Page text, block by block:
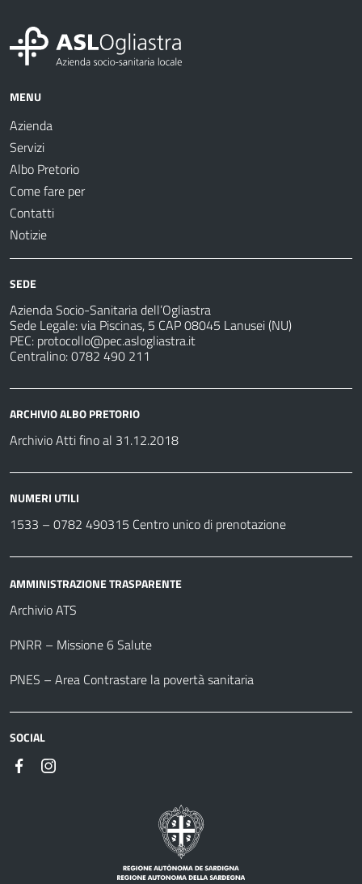
MENU
Azienda
Servizi
Albo Pretorio
Come fare per
Contatti
Notizie
SEDE
Azienda Socio-Sanitaria dell’Ogliastra
Sede Legale: via Piscinas, 5 CAP 08045 Lanusei (NU)
PEC: protocollo@pec.aslogliastra.it
Centralino: 0782 490 211
ARCHIVIO ALBO PRETORIO
Archivio Atti fino al 31.12.2018
NUMERI UTILI
1533 – 0782 490315 Centro unico di prenotazione
AMMINISTRAZIONE TRASPARENTE
Archivio ATS
PNRR – Missione 6 Salute
PNES – Area Contrastare la povertà sanitaria
SOCIAL